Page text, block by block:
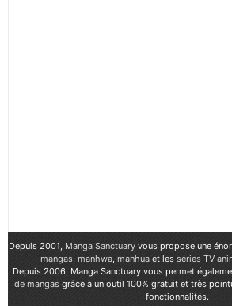
Depuis 2001, Manga Sanctuary vous propose une
mangas, manhwa, manhuaet les séries TV
Depuis 2006, Manga Sanctuary vous permet
de mangasgrâce à un outil 100% gratuit et très
fonctionnalités.